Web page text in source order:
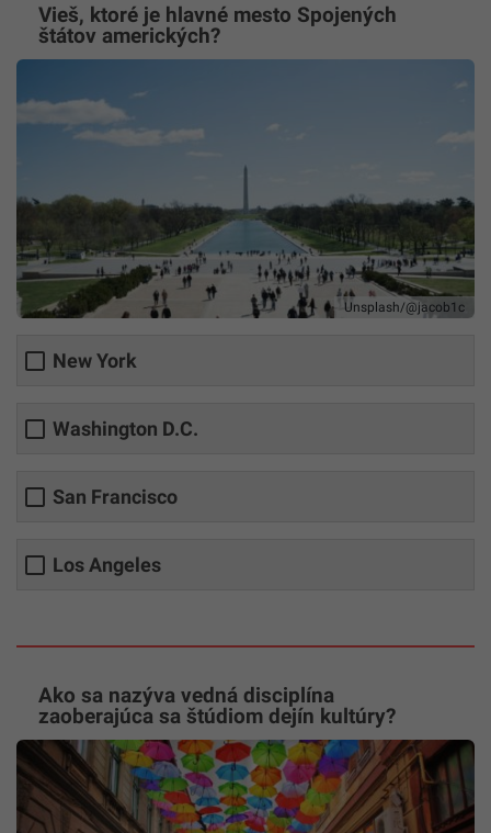
Vieš, ktoré je hlavné mesto Spojených
štátov amerických?
Unsplash/@jacob1c
New York
Washington D.C.
San Francisco
Los Angeles
Ako sa nazýva vedná disciplína
zaoberajúca sa štúdiom dejín kultúry?